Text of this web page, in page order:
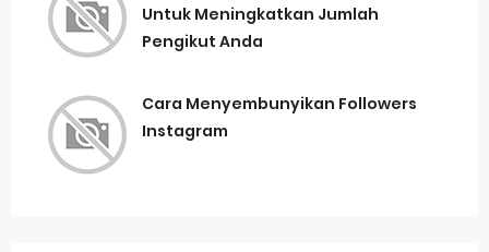
Untuk Meningkatkan Jumlah
Pengikut Anda
Cara Menyembunyikan Followers
Instagram